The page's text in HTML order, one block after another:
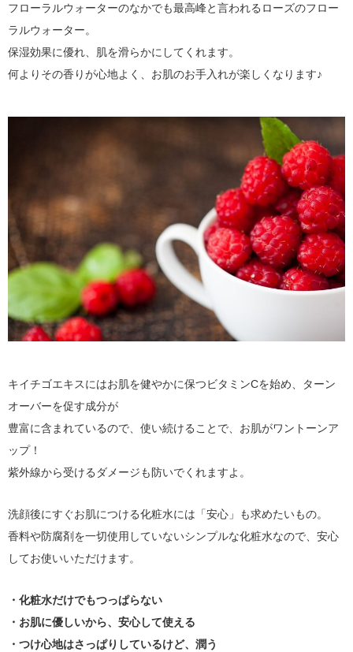
フローラルウォーターのなかでも最高峰と言われるローズのフロー
ラルウォーター。
保湿効果に優れ、肌を滑らかにしてくれます。
何よりその香りが心地よく、お肌のお手入れが楽しくなります♪
キイチゴエキスにはお肌を健やかに保つビタミンCを始め、ターン
オーバーを促す成分が
豊富に含まれているので、使い続けることで、お肌がワントーンア
ップ！
紫外線から受けるダメージも防いでくれますよ。
洗顔後にすぐお肌につける化粧水には「安心」も求めたいもの。
香料や防腐剤を一切使用していないシンプルな化粧水なので、安心
してお使いいただけます。
・化粧水だけでもつっぱらない
・お肌に優しいから、安心して使える
・つけ心地はさっぱりしているけど、潤う